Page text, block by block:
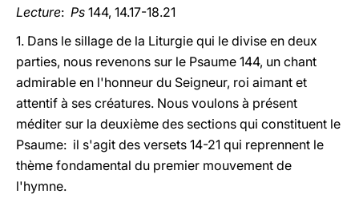
Lecture: Ps 144, 14.17-18.21
1. Dans le sillage de la Liturgie qui le divise en deux
parties, nous revenons sur le Psaume 144, un chant
admirable en l'honneur du Seigneur, roi aimant et
attentif à ses créatures. Nous voulons à présent
méditer sur la deuxième des sections qui constituent le
Psaume: il s'agit des versets 14-21 qui reprennent le
thème fondamental du premier mouvement de
l'hymne.